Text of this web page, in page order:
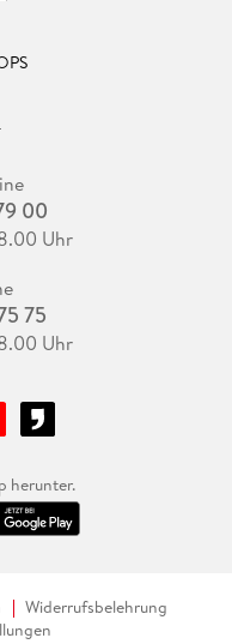
00
Uhr
75
Uhr
herunter.
Widerrufsbelehrung